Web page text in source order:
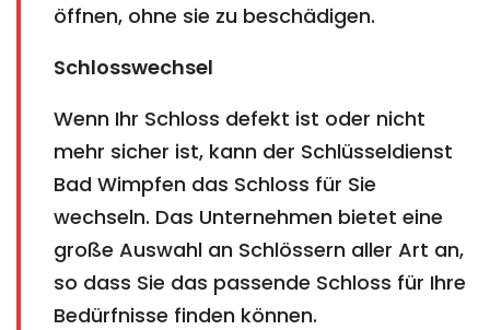
öffnen, ohne sie zu beschädigen.
Schlosswechsel
Wenn Ihr Schloss defekt ist oder nicht
mehr sicher ist, kann der Schlüsseldienst
Bad Wimpfen das Schloss für Sie
wechseln. Das Unternehmen bietet eine
große Auswahl an Schlössern aller Art an,
so dass Sie das passende Schloss für Ihre
Bedürfnisse finden können.